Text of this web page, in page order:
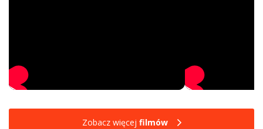
Zobacz więcej filmów